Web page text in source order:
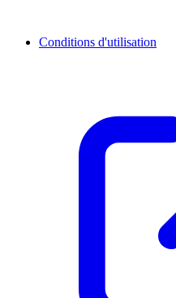
Conditions d'utilisation